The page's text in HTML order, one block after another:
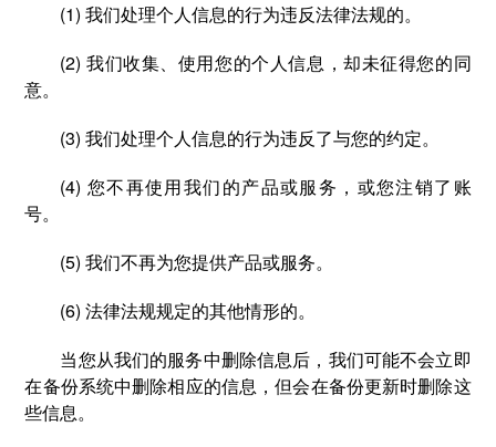
(1) 我们处理个人信息的行为违反法律法规的。
(2) 我们收集、使用您的个人信息，却未征得您的同
意。
(3) 我们处理个人信息的行为违反了与您的约定。
(4) 您不再使用我们的产品或服务，或您注销了账
号。
(5) 我们不再为您提供产品或服务。
(6) 法律法规规定的其他情形的。
当您从我们的服务中删除信息后，我们可能不会立即
在备份系统中删除相应的信息，但会在备份更新时删除这
些信息。